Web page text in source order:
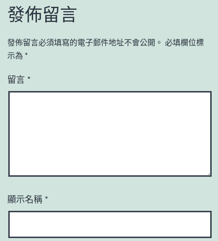
發佈留言
發佈留言必須填寫的電子郵件地址不會公開。 必填欄位標
示為 *
留言 *
顯示名稱 *